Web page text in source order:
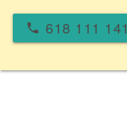
local_phone 618 111 141